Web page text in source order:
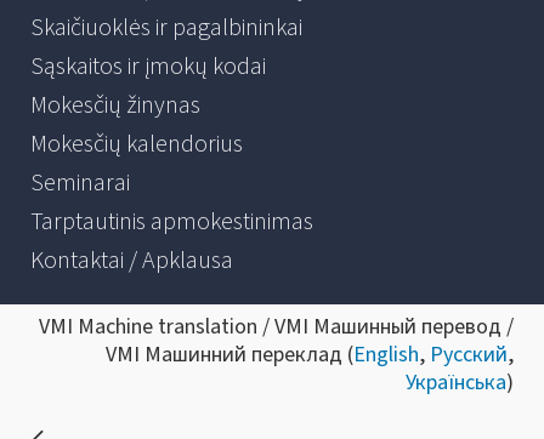
Skaičiuoklės ir pagalbininkai
Sąskaitos ir įmokų kodai
Mokesčių žinynas
Mokesčių kalendorius
Seminarai
Tarptautinis apmokestinimas
Kontaktai / Apklausa
VMI Machine translation / VMI Машинный перевод /
VMI Машинний переклад (English, Русский,
Українська)